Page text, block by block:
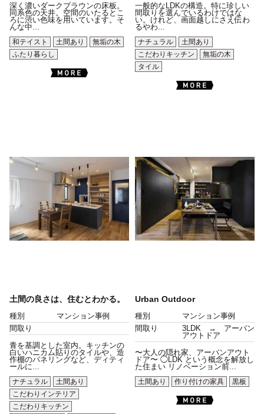
深く濃いダークブラウンの床板。
同系色の天井。空間のいたるとこ
ろに渋い色味を用いています。そ
んな中...
和テイスト
土間あり
無垢の木
ふたり暮らし
一般的なLDKの構造。特に珍しい
間取りを選んでいるわけではな
い。けれど、画面越しにさえ伝わ
るやわ...
ナチュラル
土間あり
こだわりキッチン
無垢の木
タイル
土間の良さは、住むとわかる。
種別
マンション事例
間取り
青を基調とした室内。キッチンの
白いハニカム貼りのタイルや、造
作棚のパネリングなど、ディティ
ールに...
ナチュラル
土間あり
こだわりインテリア
こだわりキッチン
Urban Outdoor
種別
マンション事例
間取り
3LDK → アーバン
アウトドア
〜大人の隠れ家、アーバンアウト
ドア〜 ◯LDK という概念を解放し
た住まい リノベーション前...
土間あり
作り付けの家具 黒板